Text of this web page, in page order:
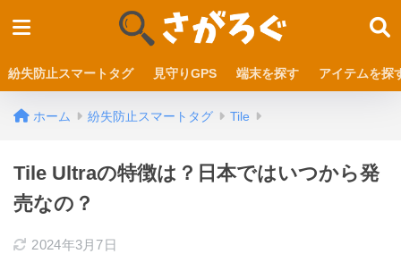
紛失防止スマートタグ 見守りGPS 端末を探す アイテムを探
ホーム 紛失防止スマートタグ Tile
Tile Ultraの特徴は？日本ではいつから発
売なの？
2024年3月7日